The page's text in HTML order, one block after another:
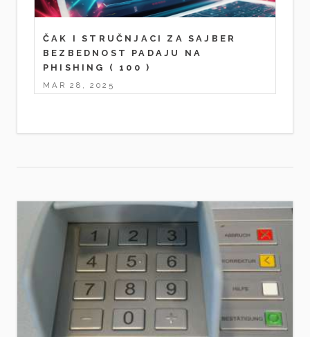
ČAK I STRUČNJACI ZA SAJBER
BEZBEDNOST PADAJU NA
PHISHING
( 100 )
MAR 28, 2025